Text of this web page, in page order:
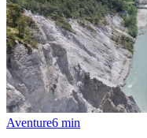
Aventure6 min